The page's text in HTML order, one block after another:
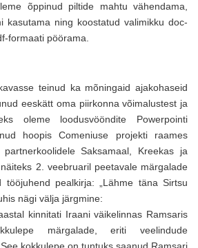
õppinud piltide mahtu vähendama,
kasutama ning koostatud valimikku doc-
formaati pöörama.
teinud ka mõningaid ajakohaseid
eeskätt oma piirkonna võimalustest ja
oleme loodusvööndite Powerpointi
hoopis Comeniuse projekti raames
partnerkoolidele Saksamaal, Kreekas ja
2. veebruaril peetavale märgalade
tööjuhend pealkirja: „Lähme täna Sirtsu
nägi välja järgmine:
kinnitati Iraani väikelinnas Ramsaris
märgalade, eriti veelindude